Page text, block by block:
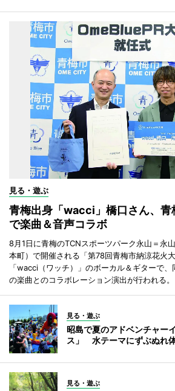
見る・遊ぶ
青梅出身「wacci」橋口さん、青
で楽曲＆音声コラボ
8月1日に青梅のTCNスポーツパーク永山＝永
本町）で開催される「第78回青梅市納涼花火
「wacci（ワッチ）」のボーカル＆ギターで
の楽曲とのコラボレーション演出が行われる。
見る・遊ぶ
昭島で夏のアドベンチャー
ス」 水テーマにずぶぬれ
見る・遊ぶ